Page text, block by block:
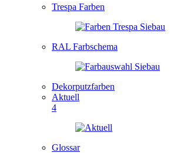
Trespa Farben
RAL Farbschema
Dekorputzfarben
Aktuell
4
Glossar